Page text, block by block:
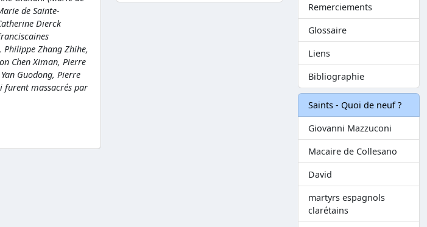
de Sainte-
Dierck
Zhang Zhihe,
Chen Ximan, Pierre
Guodong, Pierre
furent massacrés par
Remerciements
Glossaire
Liens
Bibliographie
Saints - Quoi de neuf ?
Giovanni Mazzuconi
Macaire de Collesano
David
martyrs espagnols
clarétains